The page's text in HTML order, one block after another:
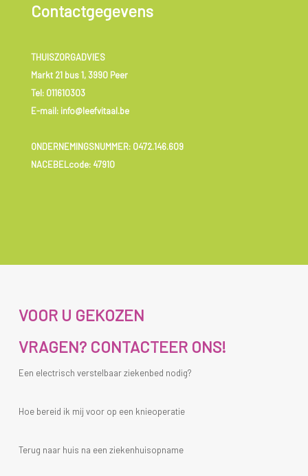
Contactgegevens
THUISZORGADVIES
Markt 21 bus 1, 3990 Peer
Tel: 011610303
E-mail: info@leefvitaal.be
ONDERNEMINGSNUMMER: 0472.146.609
NACEBELcode: 47910
VOOR U GEKOZEN
VRAGEN? CONTACTEER ONS!
Een electrisch verstelbaar ziekenbed nodig?
Hoe bereid ik mij voor op een knieoperatie
Terug naar huis na een ziekenhuisopname